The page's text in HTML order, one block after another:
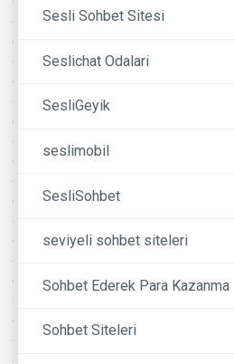
Sesli Sohbet Sitesi
Seslichat Odalari
SesliGeyik
seslimobil
SesliSohbet
seviyeli sohbet siteleri
Sohbet Ederek Para Kazanma
Sohbet Siteleri